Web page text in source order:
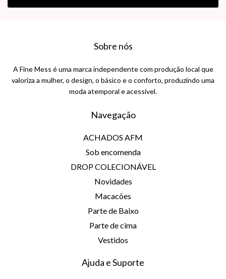
Sobre nós
A Fine Mess é uma marca independente com produção local que
valoriza a mulher, o design, o básico e o conforto, produzindo uma
moda atemporal e acessível.
Navegação
ACHADOS AFM
Sob encomenda
DROP COLECIONÁVEL
Novidades
Macacões
Parte de Baixo
Parte de cima
Vestidos
Ajuda e Suporte